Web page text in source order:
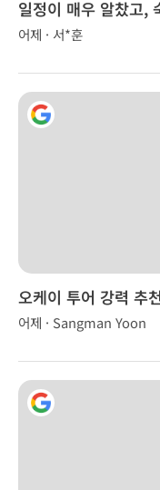
일정이 매우 알찼고,
어제 · 서*훈
오케이 투어 강력 추
어제 · Sangman Yoon